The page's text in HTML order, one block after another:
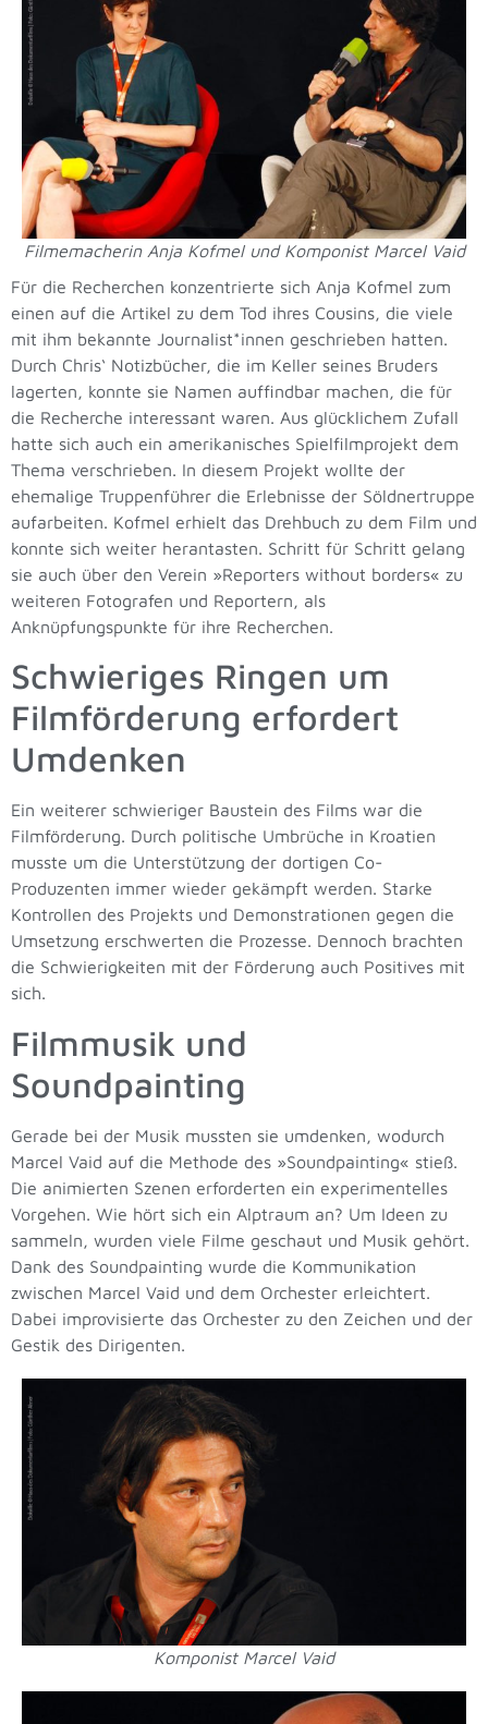
Filmemacherin Anja Kofmel und Komponist Marcel Vaid
Für die Recherchen konzentrierte sich Anja Kofmel zum
einen auf die Artikel zu dem Tod ihres Cousins, die viele
mit ihm bekannte Journalist*innen geschrieben hatten.
Durch Chris‘ Notizbücher, die im Keller seines Bruders
lagerten, konnte sie Namen auffindbar machen, die für
die Recherche interessant waren. Aus glücklichem Zufall
hatte sich auch ein amerikanisches Spielfilmprojekt dem
Thema verschrieben. In diesem Projekt wollte der
ehemalige Truppenführer die Erlebnisse der Söldnertruppe
aufarbeiten. Kofmel erhielt das Drehbuch zu dem Film und
konnte sich weiter herantasten. Schritt für Schritt gelang
sie auch über den Verein »Reporters without borders« zu
weiteren Fotografen und Reportern, als
Anknüpfungspunkte für ihre Recherchen.
Schwieriges Ringen um
Filmförderung erfordert
Umdenken
Ein weiterer schwieriger Baustein des Films war die
Filmförderung. Durch politische Umbrüche in Kroatien
musste um die Unterstützung der dortigen Co-
Produzenten immer wieder gekämpft werden. Starke
Kontrollen des Projekts und Demonstrationen gegen die
Umsetzung erschwerten die Prozesse. Dennoch brachten
die Schwierigkeiten mit der Förderung auch Positives mit
sich.
Filmmusik und
Soundpainting
Gerade bei der Musik mussten sie umdenken, wodurch
Marcel Vaid auf die Methode des »Soundpainting« stieß.
Die animierten Szenen erforderten ein experimentelles
Vorgehen. Wie hört sich ein Alptraum an? Um Ideen zu
sammeln, wurden viele Filme geschaut und Musik gehört.
Dank des Soundpainting wurde die Kommunikation
zwischen Marcel Vaid und dem Orchester erleichtert.
Dabei improvisierte das Orchester zu den Zeichen und der
Gestik des Dirigenten.
Komponist Marcel Vaid